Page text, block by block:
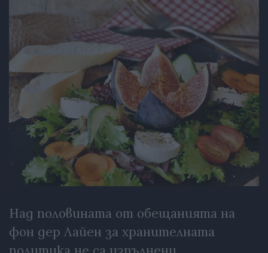
Над половината от обещанията на
фон дер Лайен за хранителната